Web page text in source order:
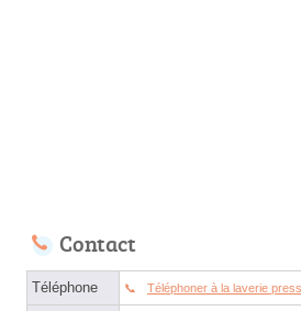
Contact
Téléphone Téléphoner à la laverie